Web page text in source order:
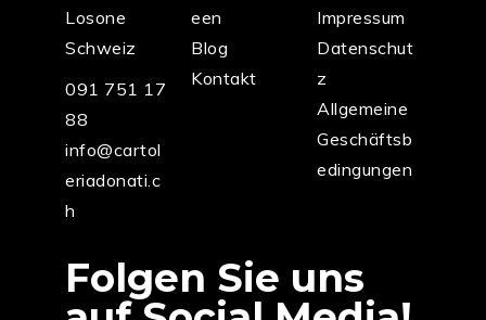
Losone
Schweiz
091 751 17
88
info@cartol
eriadonati.c
h
een
Blog
Kontakt
Impressum
Datenschut
z
Allgemeine
Geschäftsb
edingungen
Folgen Sie uns